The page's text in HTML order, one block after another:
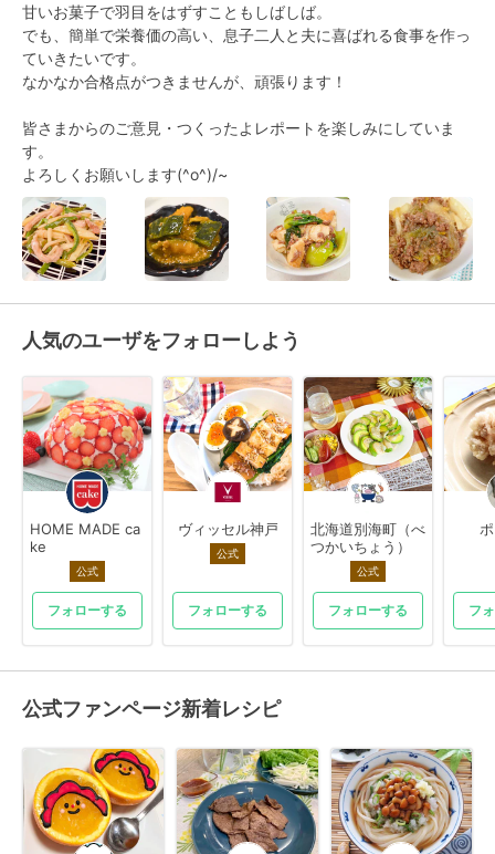
甘いお菓子で羽目をはずすこともしばしば。
でも、簡単で栄養価の高い、息子二人と夫に喜ばれる食事を作っ
ていきたいです。
なかなか合格点がつきませんが、頑張ります！
皆さまからのご意見・つくったよレポートを楽しみにしていま
す。
よろしくお願いします(^o^)/~
人気のユーザをフォローしよう
HOME MADE ca
ke
公式
フォローする
ヴィッセル神戸
公式
フォローする
北海道別海町（べ
つかいちょう）
公式
フォローする フ
公式ファンページ新着レシピ